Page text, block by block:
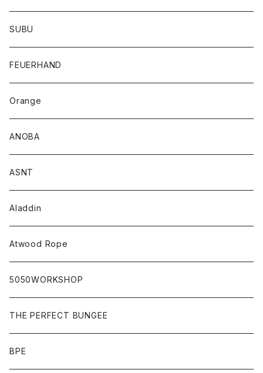
SUBU
FEUERHAND
Orange
ANOBA
ASNT
Aladdin
Atwood Rope
5050WORKSHOP
THE PERFECT BUNGEE
BPE